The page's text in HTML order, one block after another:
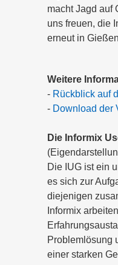
macht Jagd auf
uns freuen, die
erneut in
Weitere
- Rückblick auf
- Download der
Die Informix
Die IUG ist ein
es sich zur
diejenigen
Informix
Problemlösung
einer starken